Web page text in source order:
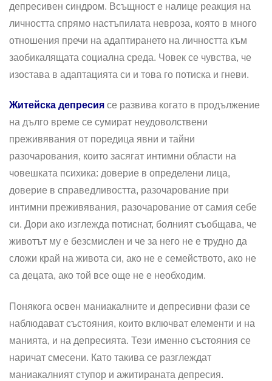
депресивен синдром. Всъщност е налице реакция на
личността спрямо настъпилата невроза, която в много
отношения пречи на адаптирането на личността към
заобикалящата социална среда. Човек се чувства, че
изостава в адаптацията си и това го потиска и гневи.
Житейска депресия се развива когато в продължение
на дълго време се сумират неудоволствени
преживявания от поредица явни и тайни
разочарования, които засягат интимни области на
човешката психика: доверие в определени лица,
доверие в справедливостта, разочарование при
интимни преживявания, разочарование от самия себе
си. Дори ако изглежда потиснат, болният съобщава, че
животът му е безсмислен и че за него не е трудно да
сложи край на живота си, ако не е семейството, ако не
са децата, ако той все още не е необходим.
Понякога освен маниакалните и депресивни фази се
наблюдават състояния, които включват елементи и на
манията, и на депресията. Тези именно състояния се
наричат смесени. Като такива се разглеждат
маниакалният ступор и ажитираната депресия.